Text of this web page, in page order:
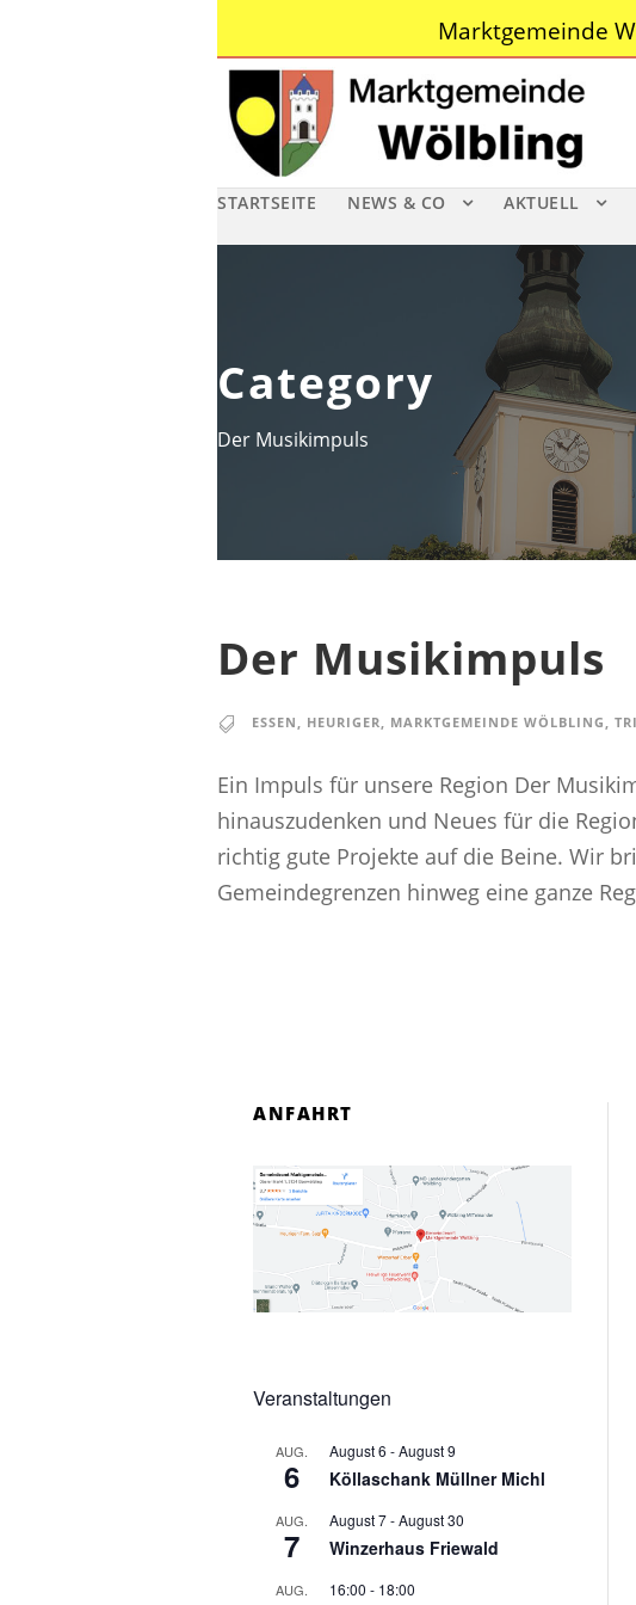
Marktgemeinde
STARTSEITE NEWS & CO AKTUELL
Category
Der Musikimpuls
Der Musikimpuls
ESSEN , HEURIGER, MARKTGEMEINDE WÖLBLING ,
Ein Impuls für unsere Region Der
hinauszudenken und Neues für die
richtig gute Projekte auf die Beine. Wir
Gemeindegrenzen hinweg eine ganze
ANFAHRT
Veranstaltungen
AUG.
6
August 6 -August 9
Köllaschank Müllner Michl
AUG.
7
August 7-August 30
Winzerhaus Friewald
AUG. 16:00 - 18:00